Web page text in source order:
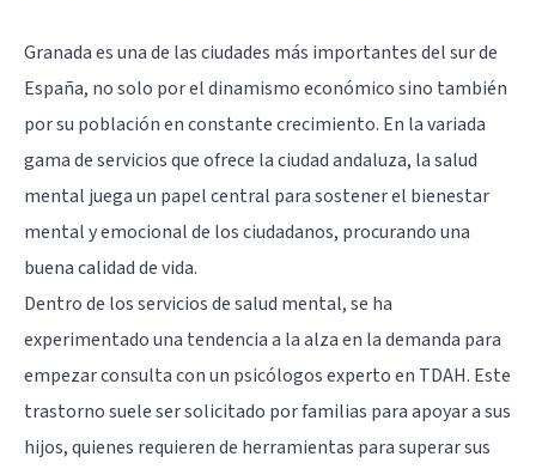
Granada es una de las ciudades más importantes del sur de
España, no solo por el dinamismo económico sino también
por su población en constante crecimiento. En la variada
gama de servicios que ofrece la ciudad andaluza, la salud
mental juega un papel central para sostener el bienestar
mental y emocional de los ciudadanos, procurando una
buena calidad de vida.
Dentro de los servicios de salud mental, se ha
experimentado una tendencia a la alza en la demanda para
empezar consulta con un psicólogos experto en TDAH. Este
trastorno suele ser solicitado por familias para apoyar a sus
hijos, quienes requieren de herramientas para superar sus